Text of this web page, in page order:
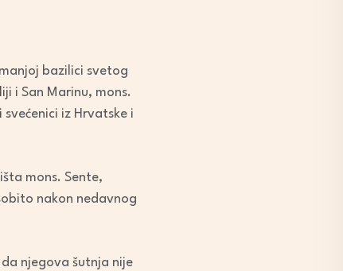
bazilici svetog
i San Marinu, mons.
iz Hrvatske i
mons. Sente,
nakon nedavnog
njegova šutnja nije